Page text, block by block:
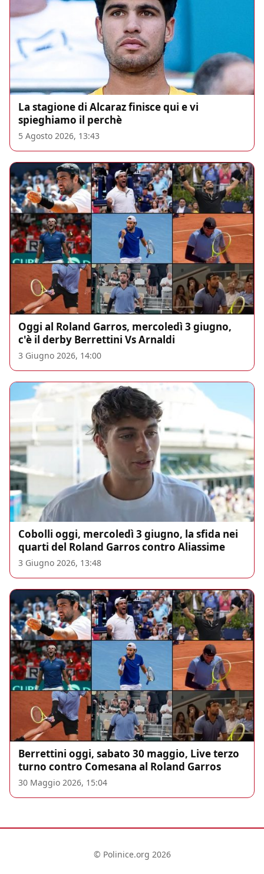
La stagione di Alcaraz finisce qui e vi
spieghiamo il perchè
5 Agosto 2026, 13:43
Oggi al Roland Garros, mercoledì 3 giugno,
c'è il derby Berrettini Vs Arnaldi
3 Giugno 2026, 14:00
Cobolli oggi, mercoledì 3 giugno, la sfida nei
quarti del Roland Garros contro Aliassime
3 Giugno 2026, 13:48
Berrettini oggi, sabato 30 maggio, Live terzo
turno contro Comesana al Roland Garros
30 Maggio 2026, 15:04
© Polinice.org 2026